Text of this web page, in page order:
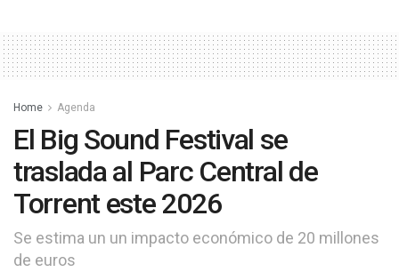
Home Agenda
El Big Sound Festival se
traslada al Parc Central de
Torrent este 2026
Se estima un un impacto económico de 20 millones
de euros